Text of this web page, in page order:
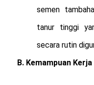
semen
tanur tinggi
secara rutin
B. Kemampuan